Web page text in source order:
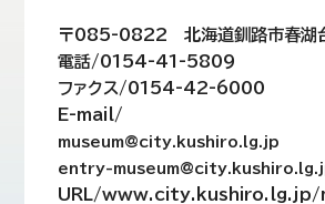
〒085-0822 北海道釧路市春湖
電話/0154-41-5809
ファクス/0154-42-6000
E-mail/
museum@city.kushiro.lg.jp
entry-museum@city.kushiro.lg.jp
URL/www.city.kushiro.lg.jp/